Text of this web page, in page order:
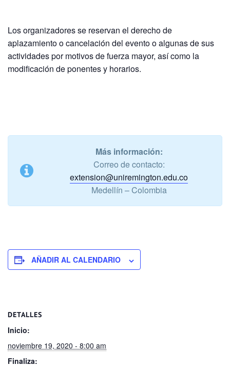
Los organizadores se reservan el derecho de
aplazamiento o cancelación del evento o algunas de sus
actividades por motivos de fuerza mayor, así como la
modificación de ponentes y horarios.
Más información:
Correo de contacto:
extension@uniremington.edu.co
Medellín – Colombia
AÑADIR AL CALENDARIO
DETALLES
Inicio:
noviembre 19, 2020 - 8:00 am
Finaliza: